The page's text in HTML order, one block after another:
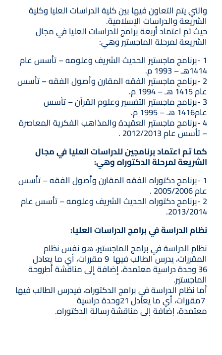
والتي يتم التعاون فيها بين كلية الدراسات العليا وكلية
الشريعة والدراسات الإسلامية.
حيث تم اعتماد أربعة برامج للدراسات العليا في مجال
الشريعة لمرحلة الماجستير وهي:
1 -برنامج ماجستير الحديث الشريف وعلومه – تأسس عام
1414هـ – 1993 م.
2 -برنامج ماجستير الفقه المقارن وأصول الفقه – تأسس
عام 1415 هـ – 1994 م.
3 -برنامج ماجستير التفسير وعلوم القرآن – تأسس
عام1416 هـ – 1995 م.
4 -برنامج ماجستير العقيدة والمذاهب الفكرية المعاصرة
– تأسس عام 2012/2013 .
كما تم اعتماد برنامجين للدراسات العليا في مجال
الشريعة لمرحلة الدكتوراه وهي:
1 -برنامج دكتوراه الفقه المقارن وأصول الفقه – تأسس
عام 2005/2006 .
2 -برنامج دكتوراه الحديث الشريف وعلومه – تأسس عام
2013/2014.
نظام الدراسة في برامج الدراسات العليا:
نظام الدراسة في برامج الماجستير، هو نفس نظام
المقررات، يدرس الطالب فيها 9 مقررات، أي ما يعادل
36 وحدة دراسية معتمدة، إضافة إلى مناقشة أطروحة
الماجستير.
أما نظام الدراسة في برامج الدكتوراه، فيدرس الطالب فيها
معتمدة، إضافة إلى مناقشة رسالة الدكتوراه.